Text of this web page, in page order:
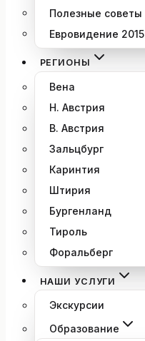
Полезные советы
Евровидение 2015
РЕГИОНЫ
Вена
Н. Австрия
В. Австрия
Зальцбург
Каринтия
Штирия
Бургенланд
Тироль
Форальберг
НАШИ УСЛУГИ
Экскурсии
Образование